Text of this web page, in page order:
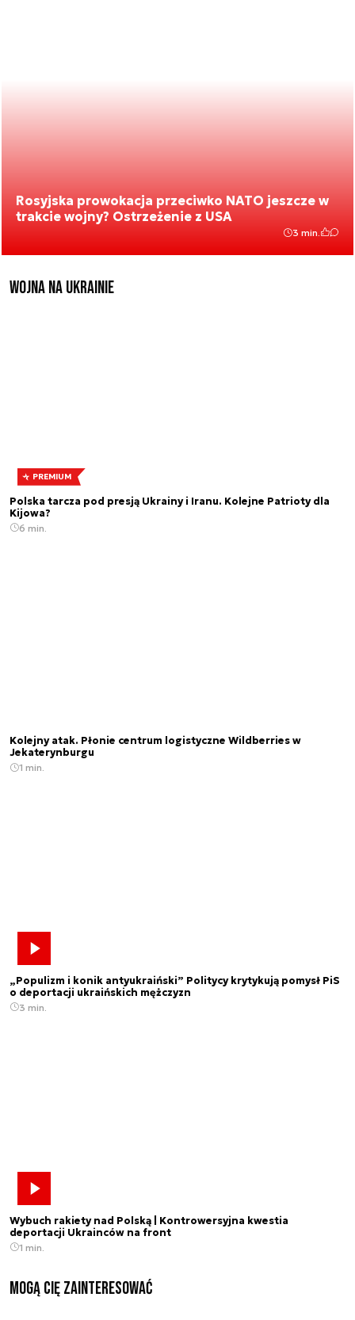
Rosyjska prowokacja przeciwko NATO jeszcze w
trakcie wojny? Ostrzeżenie z USA
3 min.
Wojna na Ukrainie
PREMIUM
Polska tarcza pod presją Ukrainy i Iranu. Kolejne Patrioty dla
Kijowa?
6 min.
Kolejny atak. Płonie centrum logistyczne Wildberries w
Jekaterynburgu
1 min.
„Populizm i konik antyukraiński” Politycy krytykują pomysł PiS
o deportacji ukraińskich mężczyzn
3 min.
Wybuch rakiety nad Polską | Kontrowersyjna kwestia
deportacji Ukrainców na front
1 min.
Mogą Cię zainteresować